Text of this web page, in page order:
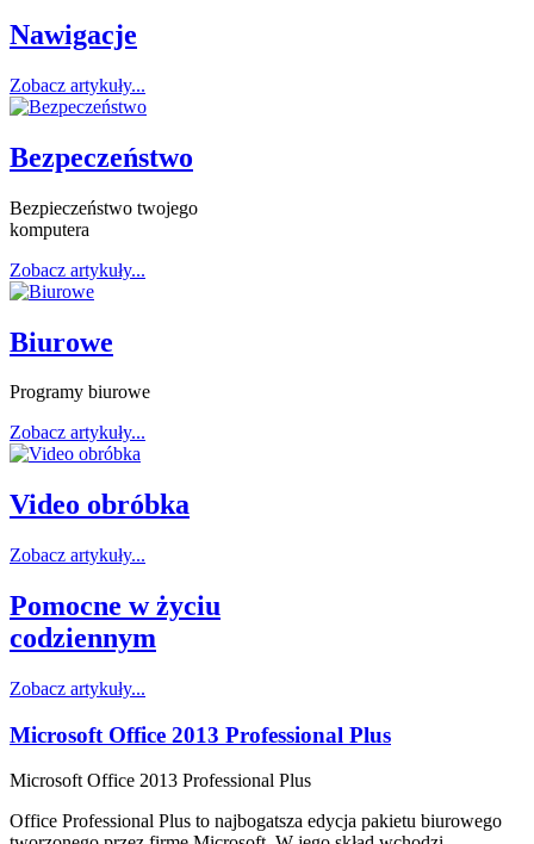
Nawigacje
Zobacz artykuły...
Bezpeczeństwo
Bezpieczeństwo twojego
komputera
Zobacz artykuły...
Biurowe
Programy biurowe
Zobacz artykuły...
Video obróbka
Zobacz artykuły...
Pomocne w życiu
codziennym
Zobacz artykuły...
Microsoft Office 2013 Professional Plus
Microsoft Office 2013 Professional Plus
Office Professional Plus to najbogatsza edycja pakietu biurowego